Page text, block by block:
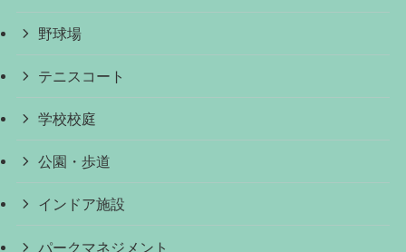
野球場
テニスコート
学校校庭
公園・歩道
インドア施設
パークマネジメント